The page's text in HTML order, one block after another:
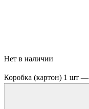
Нет в наличии
Коробка (картон) 1 шт —